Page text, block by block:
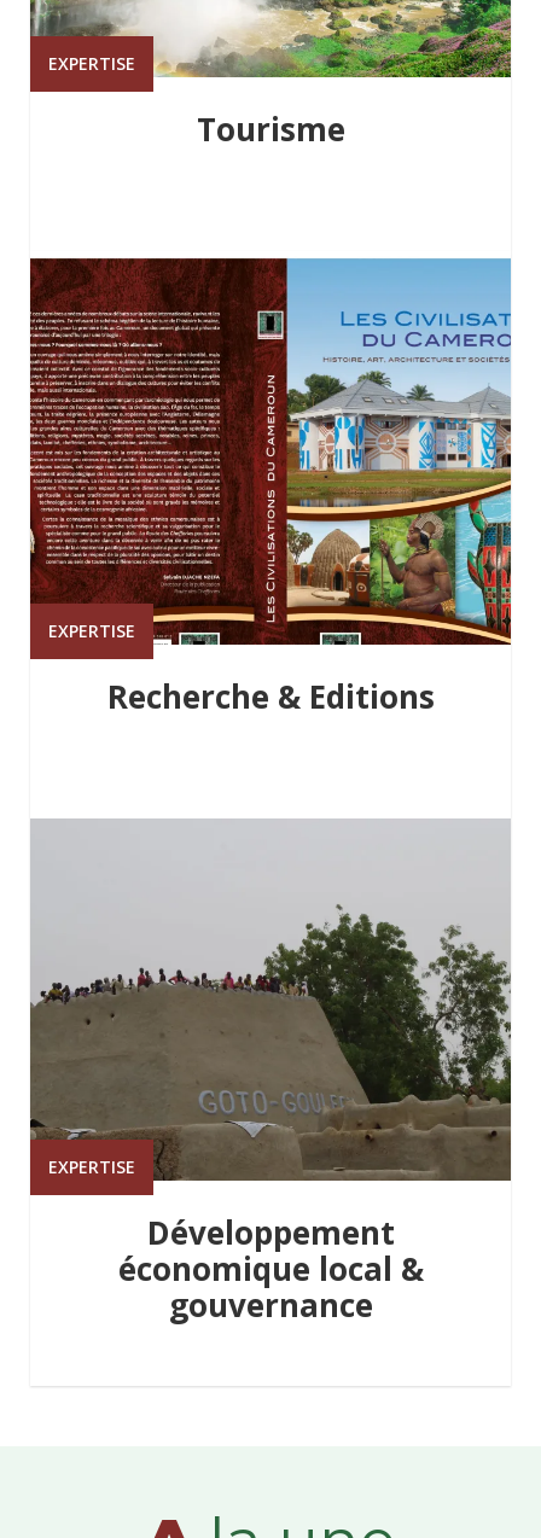
EXPERTISE
Tourisme
EXPERTISE
Recherche & Editions
EXPERTISE
Développement
économique local &
gouvernance